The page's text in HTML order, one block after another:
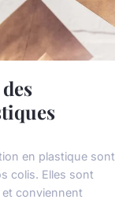
en plastique sont
colis. Elles sont
conviennent